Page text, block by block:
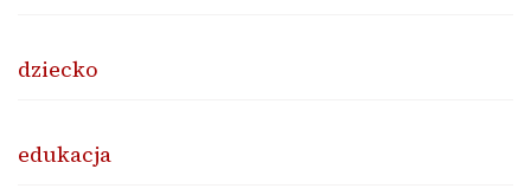
dziecko
edukacja